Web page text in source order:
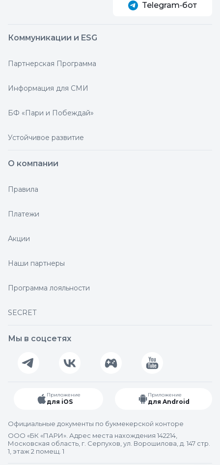
Telegram‑бот
Коммуникации и ESG
Партнерская Программа
Информация для СМИ
БФ «Пари и Побеждай»
Устойчивое развитие
О компании
Правила
Платежи
Акции
Наши партнеры
Программа лояльности
SECRET
Мы в соцсетях
Приложение
для iOS
Приложение
для Android
Официальные документы по букмекерской конторе
ООО «БК «ПАРИ». Адрес места нахождения 142214,
Московская область, г. Серпухов, ул. Ворошилова, д. 147 стр.
1, этаж 2 помещ. 1